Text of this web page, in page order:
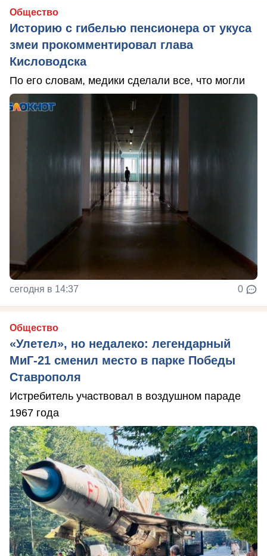
Общество
Историю с гибелью пенсионера от укуса
змеи прокомментировал глава
Кисловодска
По его словам, медики сделали все, что могли
сегодня в 14:37 0
Общество
«Улетел», но недалеко: легендарный
МиГ-21 сменил место в парке Победы
Ставрополя
Истребитель участвовал в воздушном параде
1967 года